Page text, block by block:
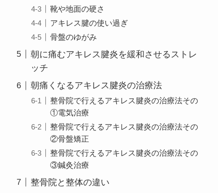
靴や地面の硬さ
アキレス腱の使い過ぎ
骨盤のゆがみ
朝に痛むアキレス腱炎を緩和させるストレ
ッチ
朝痛くなるアキレス腱炎の治療法
整骨院で行えるアキレス腱炎の治療法その
①電気治療
整骨院で行えるアキレス腱炎の治療法その
②骨盤矯正
整骨院で行えるアキレス腱炎の治療法その
③鍼灸治療
整骨院と整体の違い